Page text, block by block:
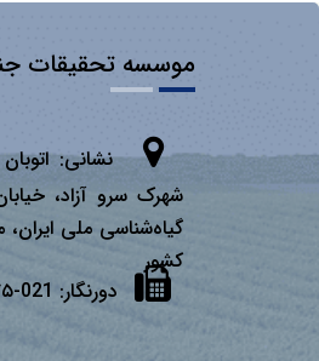
موسسه تحقیقات
نشانی:
شهرک سرو آزاد،
گیاه‌شناسی ملی
كشور
دورنگار: 021-۴۴۷۹۶۵۷۵